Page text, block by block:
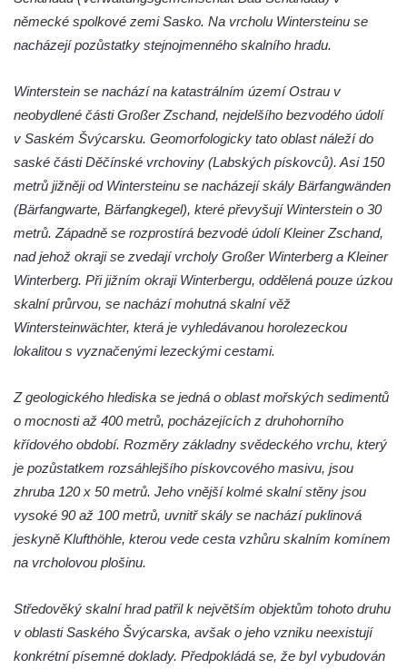
Hrad Rabštejn nad Střelou
Hrad Sychrov v Rabštejně
Hrad Ralsko
Chřibský hrádek
Hrad Jestřebí (Habichstein)
Hrad Roimund
Hrad Kamýk u Litoměřic
Kyjovský hrádek
Hrad a klášter Oybin
Pevnost Königstein
Hrad Stolpen
Brtnický hrádek
Hrad Trosky
Hrad Kunětická Hora
Hrad Litice u Plzně
Hrad Vlčtejn (Wildenstein)
Hrad Helfenburk (Hrádek) u Úštěka
německé spolkové zemi Sasko. Na vrcholu Wintersteinu se
nacházejí pozůstatky stejnojmenného skalního hradu.
Winterstein se nachází na katastrálním území Ostrau v
neobydlené části Großer Zschand, nejdelšího bezvodého údolí
v Saském Švýcarsku. Geomorfologicky tato oblast náleží do
saské části Děčínské vrchoviny (Labských pískovců). Asi 150
metrů jižněji od Wintersteinu se nacházejí skály Bärfangwänden
(Bärfangwarte, Bärfangkegel), které převyšují Winterstein o 30
metrů. Západně se rozprostírá bezvodé údolí Kleiner Zschand,
nad jehož okraji se zvedají vrcholy Großer Winterberg a Kleiner
Winterberg. Při jižním okraji Winterbergu, oddělená pouze úzkou
skalní průrvou, se nachází mohutná skalní věž
Wintersteinwächter, která je vyhledávanou horolezeckou
lokalitou s vyznačenými lezeckými cestami.
Z geologického hlediska se jedná o oblast mořských sedimentů
o mocnosti až 400 metrů, pocházejících z druhohorního
křídového období. Rozměry základny svědeckého vrchu, který
je pozůstatkem rozsáhlejšího pískovcového masivu, jsou
zhruba 120 x 50 metrů. Jeho vnější kolmé skalní stěny jsou
vysoké 90 až 100 metrů, uvnitř skály se nachází puklinová
jeskyně Klufthöhle, kterou vede cesta vzhůru skalním komínem
na vrcholovou plošinu.
Středověký skalní hrad patřil k největším objektům tohoto druhu
v oblasti Saského Švýcarska, avšak o jeho vzniku neexistují
konkrétní písemné doklady. Předpokládá se, že byl vybudován